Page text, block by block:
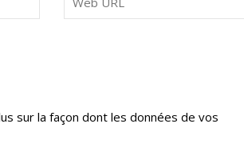
sur la façon dont les données de vos